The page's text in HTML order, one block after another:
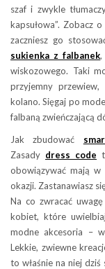
szaf i zwykle
kapsułowa”. Zobacz
zaczniesz go
sukienka z falbanek,
wiskozowego. Taki
przyjemny
kolano. Sięgaj po
falbaną zwieńczającą
Jak zbudować
Zasady dress code
obowiązywać mają
okazji. Zastanawiasz
Na co zwracać
kobiet, które
modne akcesoria –
Lekkie, zwiewne
to właśnie na niej